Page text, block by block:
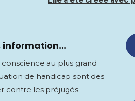
information...
au plus grand
de handicap sont des
contre les préjugés.